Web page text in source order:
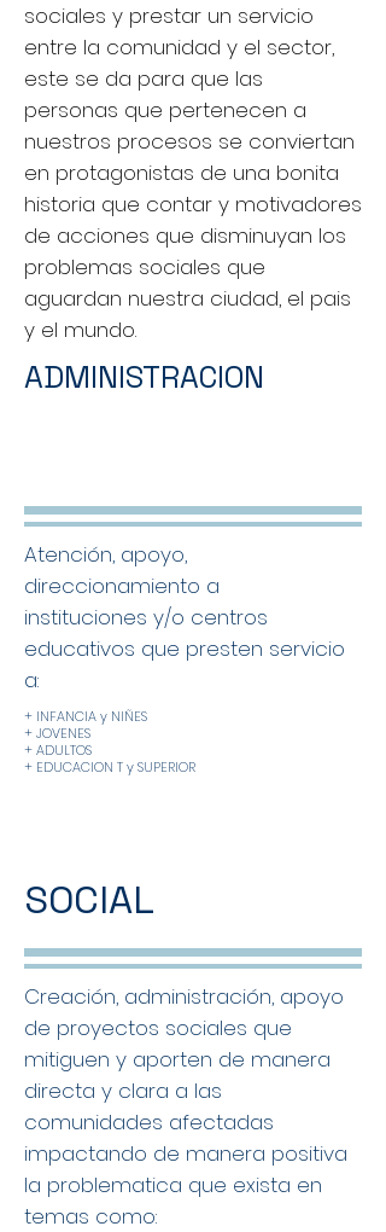
sociales y prestar un servicio
entre la comunidad y el sector,
este se da para que las
personas que pertenecen a
nuestros procesos se conviertan
en protagonistas de una bonita
historia que contar y motivadores
de acciones que disminuyan los
problemas sociales que
aguardan nuestra ciudad, el pais
y el mundo.
ADMINISTRACION
Atención, apoyo,
direccionamiento a
instituciones y/o centros
educativos que presten servicio
a:
+ INFANCIA y NIÑES
+ JOVENES
+ ADULTOS
+ EDUCACION T y SUPERIOR
SOCIAL
Creación, administración, apoyo
de proyectos sociales que
mitiguen y aporten de manera
directa y clara a las
comunidades afectadas
impactando de manera positiva
la problematica que exista en
temas como: